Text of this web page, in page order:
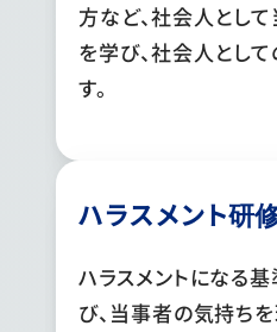
方など、社会人とし
を学び、社会人とし
す。
ハラスメント研
ハラスメントになる
び、当事者の気持ち